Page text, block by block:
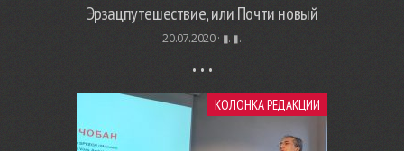
Эрзацпутешествие, или Почти новый
20.07.2020 · ▮. ▮.
КОЛОНКА РЕДАКЦИИ